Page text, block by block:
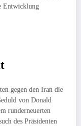
Entwicklung
gegen den Iran die
von Donald
runderneuerten
des Präsidenten